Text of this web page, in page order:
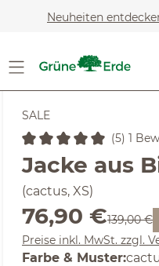
Zum Hauptinhalt springen
Neuheiten
SALE
Durchschnittliche
(5) 1
Jacke aus
(cactus, XS)
Verkaufspreis:
76,90 €139,00 €
Preise inkl. MwSt. zzgl.
Farbe & Muster: